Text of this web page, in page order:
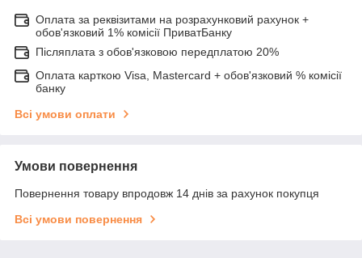
Оплата за реквізитами на розрахунковий рахунок +
обов'язковий 1% комісії ПриватБанку
Післяплата з обов'язковою передплатою 20%
Оплата карткою Visa, Mastercard + обов'язковий % комісії
банку
Всі умови оплати
Умови повернення
Повернення товару впродовж 14 днів за рахунок покупця
Всі умови повернення